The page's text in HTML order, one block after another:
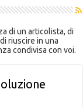
di un articolista, di
riuscire in una
condivisa con voi.